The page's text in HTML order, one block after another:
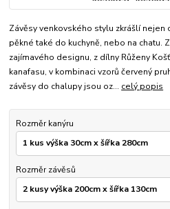
Závěsy venkovského stylu zkrášlí nejen
pěkné také do kuchyně, nebo na chatu.
zajímavého designu, z dílny Růženy
kanafasu, v kombinaci vzorů červený
závěsy do chalupy jsou oz... celý popis
Rozměr kanýru
Rozměr závěsů